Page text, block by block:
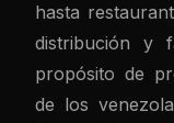
hasta
distribución y
propósito de
de los